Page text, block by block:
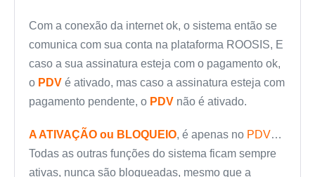
Com a conexão da internet ok, o sistema então se
comunica com sua conta na plataforma ROOSIS, E
caso a sua assinatura esteja com o pagamento ok,
o PDV é ativado, mas caso a assinatura esteja com
pagamento pendente, o PDV não é ativado.
A ATIVAÇÃO ou BLOQUEIO, é apenas no PDV…
Todas as outras funções do sistema ficam sempre
ativas, nunca são bloqueadas, mesmo que a